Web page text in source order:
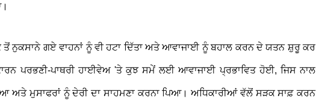
ਨੁਕਸਾਨੇ ਗਏ ਵਾਹਨਾਂ ਨੂੰ ਵੀ ਹਟਾ ਦਿੱਤਾ ਅਤੇ ਆਵਾਜਾਈ ਨੂੰ ਬਹਾਲ ਕਰਨ ਦੇ ਯਤਨ ਸ਼ੁਰੂ ਕਰ
ਪਰਭਣੀ-ਪਾਥਰੀ ਹਾਈਵੇਅ 'ਤੇ ਕੁਝ ਸਮੇਂ ਲਈ ਆਵਾਜਾਈ ਪ੍ਰਭਾਵਿਤ ਹੋਈ, ਜਿਸ ਨਾਲ
ਅਤੇ ਮੁਸਾਫਰਾਂ ਨੂੰ ਦੇਰੀ ਦਾ ਸਾਹਮਣਾ ਕਰਨਾ ਪਿਆ। ਅਧਿਕਾਰੀਆਂ ਵੱਲੋਂ ਸੜਕ ਸਾਫ਼ ਕਰਨ